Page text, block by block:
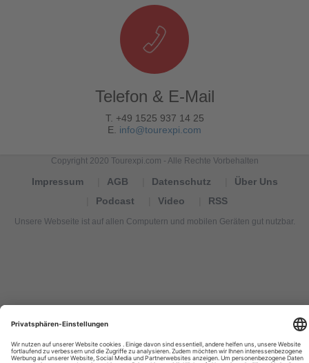
Telefon & E-Mail
T. +49 1525 937 14 25
E. info@tourexpi.com
Copyright 2020 Tourexpi.com - Alle Rechte Vorbehalten
Impressum AGB Datenschutz
Über Uns
Podcast
Video RSS
Unsere Webseite ist auf allen Computern und mobilen Geräten gut nutzbar.
news,
turismo,
Tourismus